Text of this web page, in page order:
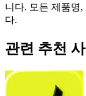
니다. 모든 제품명
다.
관련 추천